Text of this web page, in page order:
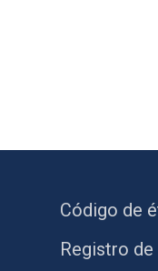
Código de
Registro